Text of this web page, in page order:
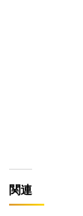
関連